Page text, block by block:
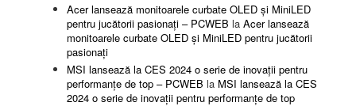
Acer lansează monitoarele curbate OLED și MiniLED
pentru jucătorii pasionați – PCWEB la Acer lansează
monitoarele curbate OLED și MiniLED pentru jucătorii
pasionați
MSI lansează la CES 2024 o serie de inovații pentru
performanțe de top – PCWEB la MSI lansează la CES
2024 o serie de inovații pentru performanțe de top